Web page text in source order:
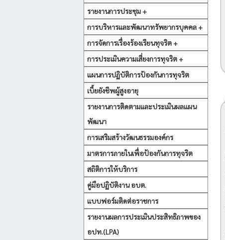
รายงานการประชุม +
การบริหารและพัฒนาทรัพยากรบุคคล +
การจัดการเรื่องร้องเรียนทุจริต +
การประเมินความเสี่ยงการทุจริต +
แผนการปฏิบัติการป้องกันการทุจริต
เบี้ยยังชีพผู้สูงอายุ
รายงานการติดตามและประเมินผลแผน
พัฒนา
การเสริมสร้างวัฒนธรรมองค์กร
มาตรการภายในเพื่อป้องกันการทุจริต
สถิติการให้บริการ
คู่มือปฏิบัติงาน อบต.
แบบฟอร์มติดต่อราชการ
รายงานผลการประเมินประสิทธิภาพของ
อปท.(LPA)